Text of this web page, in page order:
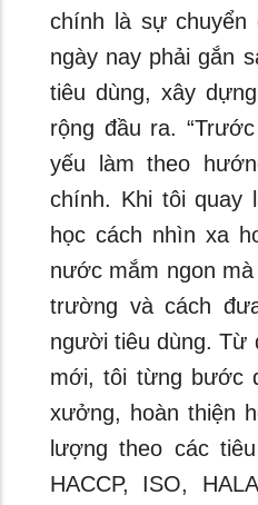
chính là sự chuyển
ngày nay phải gắn
tiêu dùng, xây
rộng đầu ra.
yếu làm theo
chính. Khi tôi quay
học cách nhìn xa
nước mắm ngon
trường và cách
người tiêu dùng. Từ
mới, tôi từng bước
xưởng, hoàn thiện
lượng theo các
HACCP, ISO,